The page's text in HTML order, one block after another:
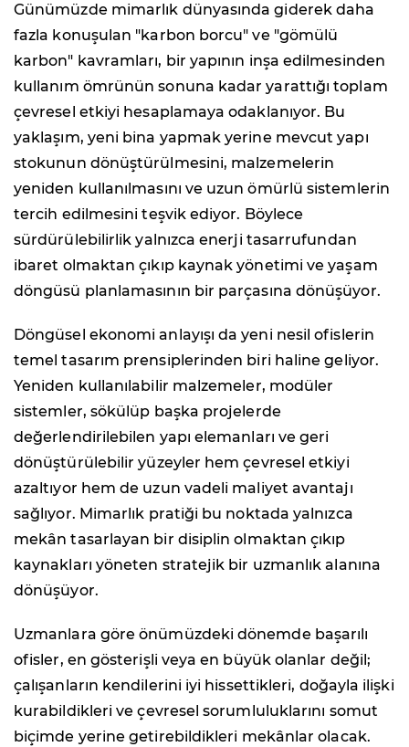
Günümüzde mimarlık dünyasında giderek daha
fazla konuşulan "karbon borcu" ve "gömülü
karbon" kavramları, bir yapının inşa edilmesinden
kullanım ömrünün sonuna kadar yarattığı toplam
çevresel etkiyi hesaplamaya odaklanıyor. Bu
yaklaşım, yeni bina yapmak yerine mevcut yapı
stokunun dönüştürülmesini, malzemelerin
yeniden kullanılmasını ve uzun ömürlü sistemlerin
tercih edilmesini teşvik ediyor. Böylece
sürdürülebilirlik yalnızca enerji tasarrufundan
ibaret olmaktan çıkıp kaynak yönetimi ve yaşam
döngüsü planlamasının bir parçasına dönüşüyor.
Döngüsel ekonomi anlayışı da yeni nesil ofislerin
temel tasarım prensiplerinden biri haline geliyor.
Yeniden kullanılabilir malzemeler, modüler
sistemler, sökülüp başka projelerde
değerlendirilebilen yapı elemanları ve geri
dönüştürülebilir yüzeyler hem çevresel etkiyi
azaltıyor hem de uzun vadeli maliyet avantajı
sağlıyor. Mimarlık pratiği bu noktada yalnızca
mekân tasarlayan bir disiplin olmaktan çıkıp
kaynakları yöneten stratejik bir uzmanlık alanına
dönüşüyor.
Uzmanlara göre önümüzdeki dönemde başarılı
ofisler, en gösterişli veya en büyük olanlar değil;
çalışanların kendilerini iyi hissettikleri, doğayla ilişki
kurabildikleri ve çevresel sorumluluklarını somut
biçimde yerine getirebildikleri mekânlar olacak.